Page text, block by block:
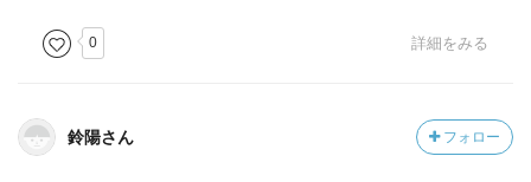
0 詳細をみる
鈴陽さん フォロー